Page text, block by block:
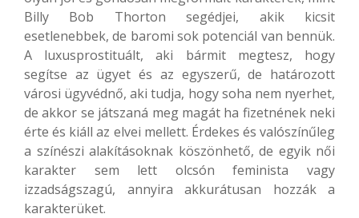
Billy Bob Thorton segédjei, akik kicsit
esetlenebbek, de baromi sok potenciál van bennük.
A luxusprostituált, aki bármit megtesz, hogy
segítse az ügyet és az egyszerű, de határozott
városi ügyvédnő, aki tudja, hogy soha nem nyerhet,
de akkor se játszaná meg magát ha fizetnének neki
érte és kiáll az elvei mellett. Érdekes és valószínűleg
a színészi alakításoknak köszönhető, de egyik női
karakter sem lett olcsón feminista vagy
izzadságszagú, annyira akkurátusan hozzák a
karakterüket.